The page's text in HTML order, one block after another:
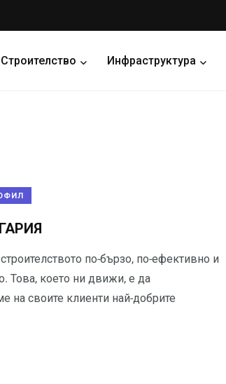
Строителство Инфраструктура
по-бързо, по-ефективно и
Това, което ни движи, е да
на своите клиенти най-добрите